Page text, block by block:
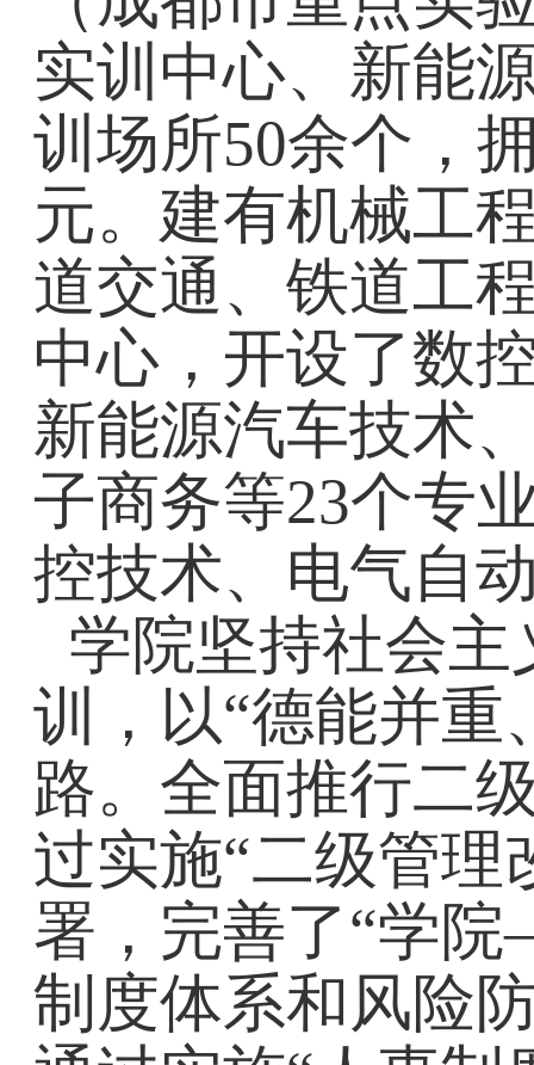
实训中心、新能
训场所50余个，
元。建有机械工
道交通、铁道工
中心，开设了数
新能源汽车技术
子商务等23个专
控技术、电气自
学院坚持社会主
训，以“德能并重
路。全面推行二
过实施“二级管理
署，完善了“学
制度体系和风险